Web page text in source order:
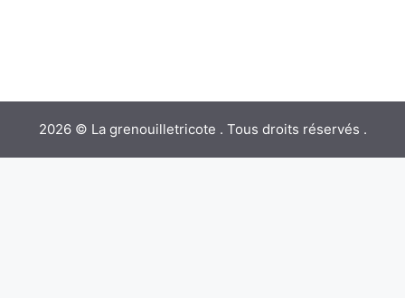
2026 © La grenouilletricote . Tous droits réservés .